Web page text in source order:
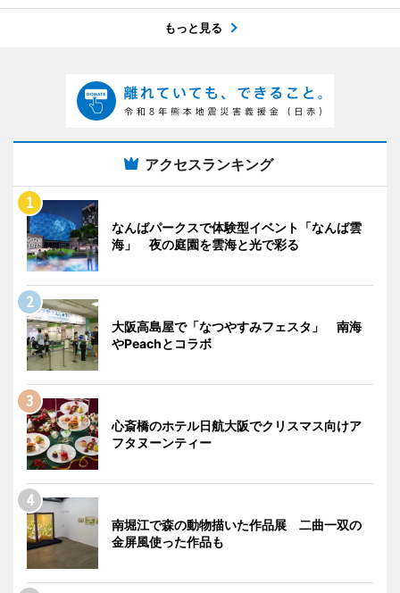
もっと見る
アクセスランキング
なんばパークスで体験型イベント「なんば雲
海」 夜の庭園を雲海と光で彩る
大阪高島屋で「なつやすみフェスタ」 南海
やPeachとコラボ
心斎橋のホテル日航大阪でクリスマス向けア
フタヌーンティー
南堀江で森の動物描いた作品展 二曲一双の
金屏風使った作品も